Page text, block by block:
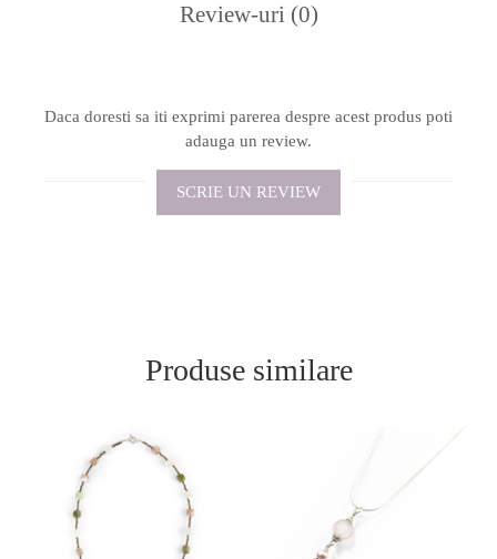
Review-uri (0)
Daca doresti sa iti exprimi parerea despre acest produs poti
adauga un review.
SCRIE UN REVIEW
Produse similare